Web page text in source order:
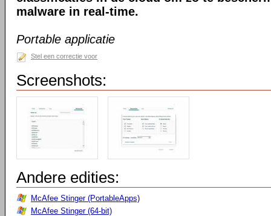
malware in real-time.
Portable applicatie
Stel een correctie voor
Screenshots:
Andere edities:
McAfee Stinger (PortableApps)
McAfee Stinger (64-bit)